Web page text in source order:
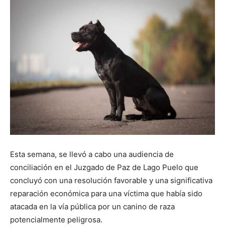
Esta semana, se llevó a cabo una audiencia de
conciliación en el Juzgado de Paz de Lago Puelo que
concluyó con una resolución favorable y una significativa
reparación económica para una víctima que había sido
atacada en la vía pública por un canino de raza
potencialmente peligrosa.